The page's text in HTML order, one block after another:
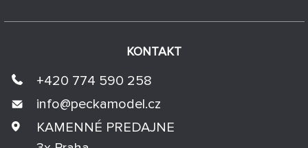
KONTAKT
+420 774 590 258
info@peckamodel.cz
KAMENNÉ PREDAJNE